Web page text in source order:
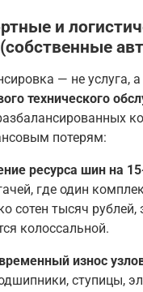
и
— не услуга, а
технического
потерям:
ресурса шин на
где один
сотен тысяч
колоссальной.
износ
ступицы,